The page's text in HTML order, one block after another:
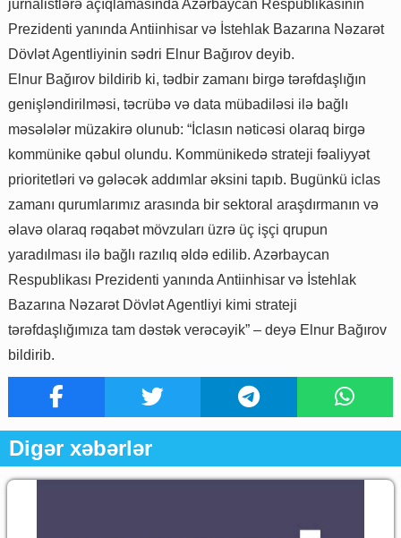
jurnalistlərə açıqlamasında Azərbaycan Respublikasının
Prezidenti yanında Antiinhisar və İstehlak Bazarına Nəzarət
Dövlət Agentliyinin sədri Elnur Bağırov deyib.
Elnur Bağırov bildirib ki, tədbir zamanı birgə tərəfdaşlığın
genişləndirilməsi, təcrübə və data mübadiləsi ilə bağlı
məsələlər müzakirə olunub: “İclasın nəticəsi olaraq birgə
kommünike qəbul olundu. Kommünikedə strateji fəaliyyət
prioritetləri və gələcək addımlar əksini tapıb. Bugünkü iclas
zamanı qurumlarımız arasında bir sektoral araşdırmanın və
əlavə olaraq rəqabət mövzuları üzrə üç işçi qrupun
yaradılması ilə bağlı razılıq əldə edilib. Azərbaycan
Respublikası Prezidenti yanında Antiinhisar və İstehlak
Bazarına Nəzarət Dövlət Agentliyi kimi strateji
tərəfdaşlığımıza tam dəstək verəcəyik” – deyə Elnur Bağırov
bildirib.
Digər xəbərlər